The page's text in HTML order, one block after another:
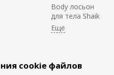
Body лосьон
для тела Shaik
cookie файлов